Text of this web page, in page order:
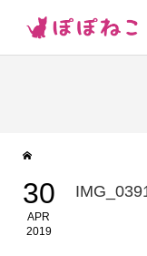
30
APR
2019